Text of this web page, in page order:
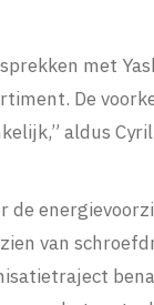
met
De
aldus
van